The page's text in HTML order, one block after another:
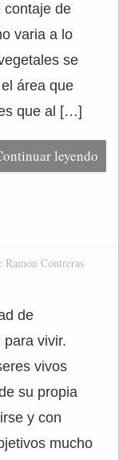
contaje de
varia a lo
se
área que
que al […]
leyendo
Ramón Contreras
de
vivir.
vivos
su propia
y con
mucho